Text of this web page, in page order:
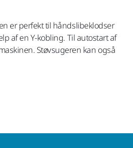
er perfekt til håndslibeklodser
af en Y-kobling. Til autostart af
Støvsugeren kan også